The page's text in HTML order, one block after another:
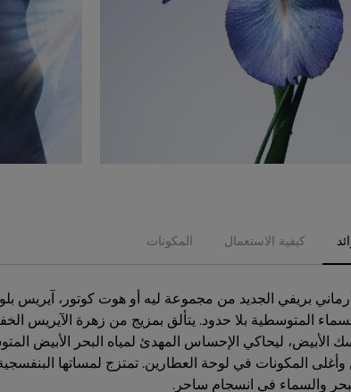
كيفية الاستعمال المكونات
بريفي الجديد من مجموعة ليه أو هوت كوتور، آيريس
المتوسطية بلا حدود. يتألق بمزيج من زهرة الآيريس
الأبيض، ليحاكي الإحساس المهدئ لمياه البحر الأبيض
المكونات في لوحة العطارين. تمتزج لمساتها
والسماء في انسجام ساحر.